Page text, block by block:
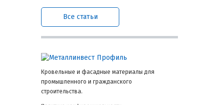
покрытие и профиль
обеспечивают надежный барьер
предотвращая развитие коррозии
нагрузкам. Даже при ветровых или
снеговых нагрузках профиль
сохраняет форму без деформаций.
Все статьи
Кровельные и фасадные материалы для
промышленного и гражданского
строительства.